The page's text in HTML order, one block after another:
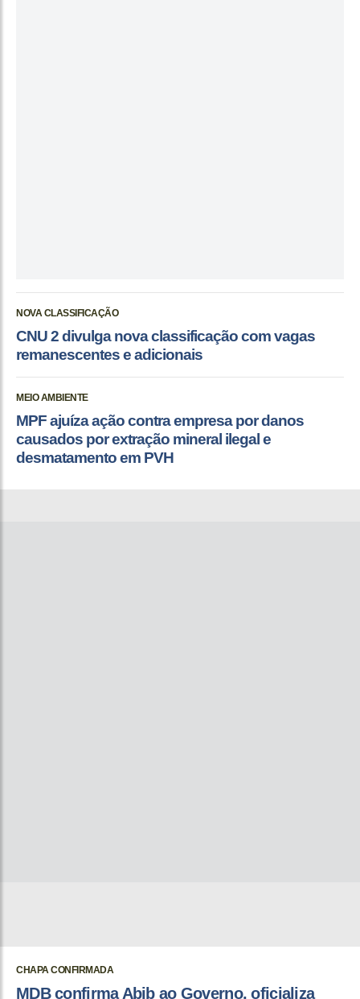
NOVA CLASSIFICAÇÃO
CNU 2 divulga nova classificação com vagas
remanescentes e adicionais
MEIO AMBIENTE
MPF ajuíza ação contra empresa por danos
causados por extração mineral ilegal e
desmatamento em PVH
CHAPA CONFIRMADA
MDB confirma Abib ao Governo, oficializa